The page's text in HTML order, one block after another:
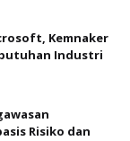
Kemnaker
Industri
Risiko dan